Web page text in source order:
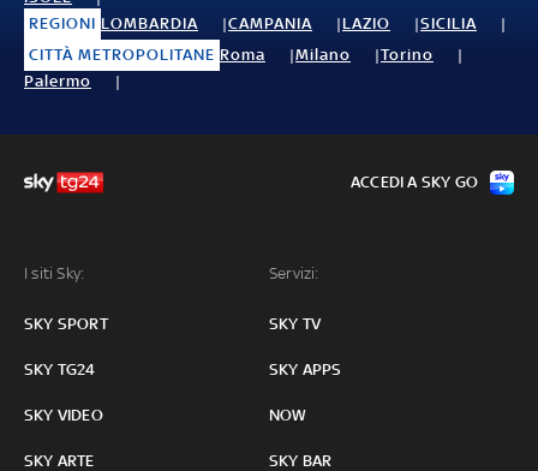
REGIONI LOMBARDIA CAMPANIA LAZIO
SICILIA
CITTÀ METROPOLITANE Roma Milano
Torino
Palermo
I siti Sky:
SKY SPORT
SKY TG24
SKY VIDEO
SKY ARTE
Servizi:
SKY TV
SKY APPS
NOW
SKY BAR
ACCEDI A SKY GO